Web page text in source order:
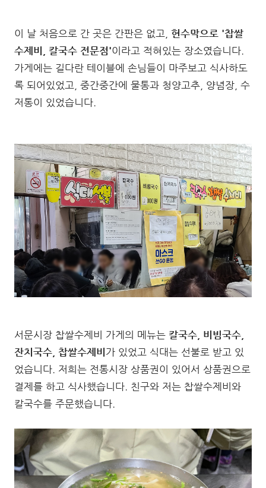
이 날 처음으로 간 곳은 간판은 없고, 현수막으로 '찹쌀
수제비, 칼국수 전문점'이라고 적혀있는 장소였습니다.
가게에는 길다란 테이블에 손님들이 마주보고 식사하도
록 되어있었고, 중간중간에 물통과 청양고추, 양념장, 수
저통이 있었습니다.
서문시장 찹쌀수제비 가게의 메뉴는 칼국수, 비빔국수,
잔치국수, 찹쌀수제비 가 있었고 식대는 선불로 받고 있
었습니다. 저희는 전통시장 상품권이 있어서 상품권으로
결제를 하고 식사했습니다. 친구와 저는 찹쌀수제비와
칼국수를 주문했습니다.